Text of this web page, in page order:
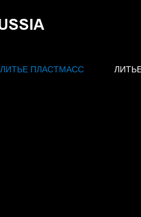
ЛИТЬЕ ПЛАСТМАСС